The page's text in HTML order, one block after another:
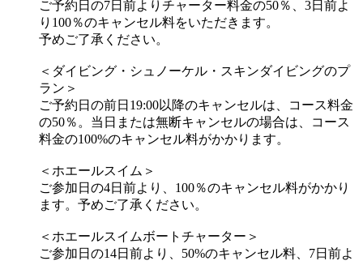
ご予約日の7日前よりチャーター料金の50％、3日前よ
り100％のキャンセル料をいただきます。
予めご了承ください。
＜ダイビング・シュノーケル・スキンダイビングのプ
ラン＞
ご予約日の前日19:00以降のキャンセルは、コース料金
の50％。当日または無断キャンセルの場合は、コース
料金の100%のキャンセル料がかかります。
＜ホエールスイム＞
ご参加日の4日前より、100％のキャンセル料がかかり
ます。予めご了承ください。
＜ホエールスイムボートチャーター＞
ご参加日の14日前より、50%のキャンセル料、7日前よ